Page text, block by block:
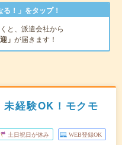
！」をタップ！
と、派遣会社から
」 が届きます！
未経験OK！モクモ
土日祝日が休み WEB登録OK